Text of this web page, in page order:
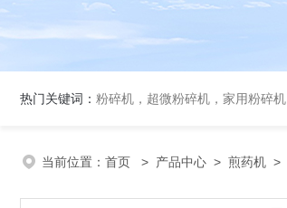
热门关键词： 粉碎机，超微粉碎机，家用粉碎机
当前位置： 首页 > 产品中心 > 煎药机 >